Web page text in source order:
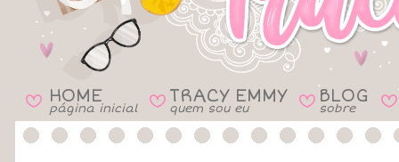
B HOME
página inicial B TRACY EMMY
quem sou eu B BLOG
sobre B